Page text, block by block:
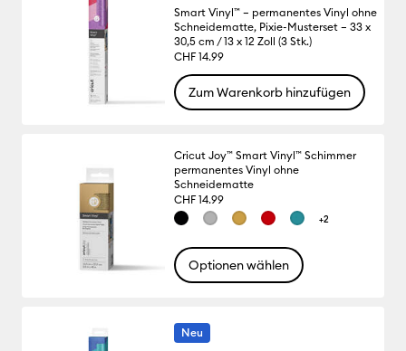
Smart Vinyl™ – permanentes Vinyl ohne
Schneidematte, Pixie-Musterset – 33 x
30,5 cm / 13 x 12 Zoll (3 Stk.)
CHF 14.99
Zum Warenkorb hinzufügen
Cricut Joy™ Smart Vinyl™ Schimmer
permanentes Vinyl ohne
Schneidematte
CHF 14.99
+2
Optionen wählen
Neu